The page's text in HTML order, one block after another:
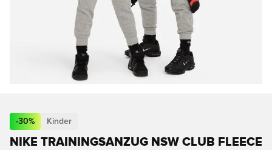
-30% Kinder
NIKE TRAININGSANZUG NSW CLUB FLEECE